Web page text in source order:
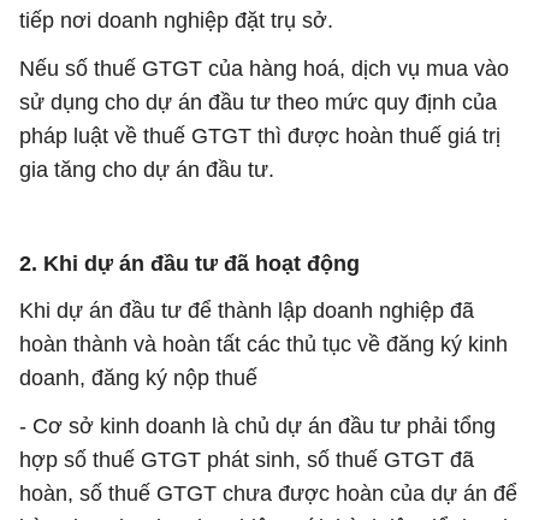
tiếp nơi doanh nghiệp đặt trụ sở.
Nếu số thuế GTGT của hàng hoá, dịch vụ mua vào
sử dụng cho dự án đầu tư theo mức quy định của
pháp luật về thuế GTGT thì được hoàn thuế giá trị
gia tăng cho dự án đầu tư.
2. Khi dự án đầu tư đã hoạt động
Khi dự án đầu tư để thành lập doanh nghiệp đã
hoàn thành và hoàn tất các thủ tục về đăng ký kinh
doanh, đăng ký nộp thuế
- Cơ sở kinh doanh là chủ dự án đầu tư phải tổng
hợp số thuế GTGT phát sinh, số thuế GTGT đã
hoàn, số thuế GTGT chưa được hoàn của dự án để